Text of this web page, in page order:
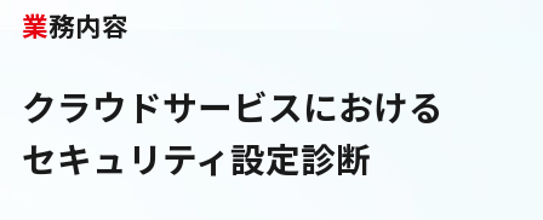
業務内容
クラウドサービスにおける
セキュリティ設定診断